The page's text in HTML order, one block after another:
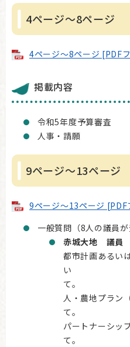
4ページ～8ページ
4ページ～8ページ [PDF
掲載内容
令和5年度予算審査
人事・請願
9ページ～13ページ
9ページ～13ページ
一般質問（8人の議員が
赤城大地 議員
都市計画あるい
い
人・農地プラン
パートナーシッ